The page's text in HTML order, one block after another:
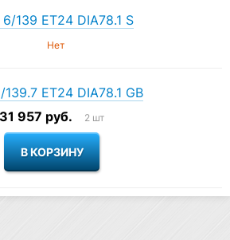
139 ET24 DIA78.1 S
Нет
ET24 DIA78.1 GB
31 957 руб.
2 шт